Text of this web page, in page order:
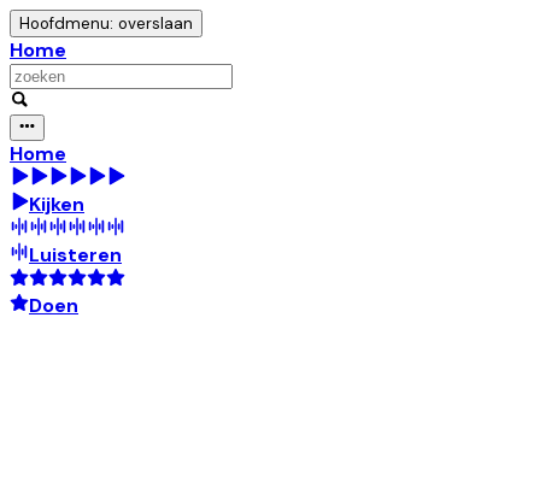
Hoofdmenu: overslaan
Home
Home
Kijken
Luisteren
Doen